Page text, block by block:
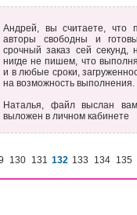
Андрей, вы считаете, что
авторы свободны и
срочный заказ сей
нигде не пишем, что
и в любые сроки,
на возможность выполнения.
Наталья, файл выслан
выложен в личном кабинете
130 131 132 133 134 135